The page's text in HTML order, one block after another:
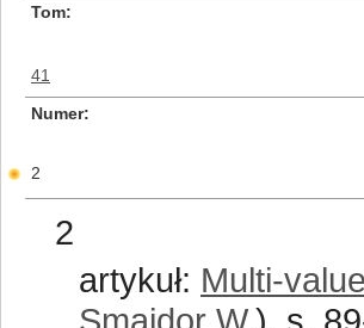
Tom
41
Numer
2
2
artykuł: Multi-